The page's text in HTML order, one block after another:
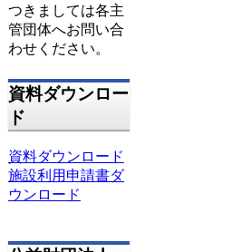
つきましては各主
管団体へお問い合
わせください。
資料ダウンロー
ド
資料ダウンロード
施設利用申請書ダ
ウンロード